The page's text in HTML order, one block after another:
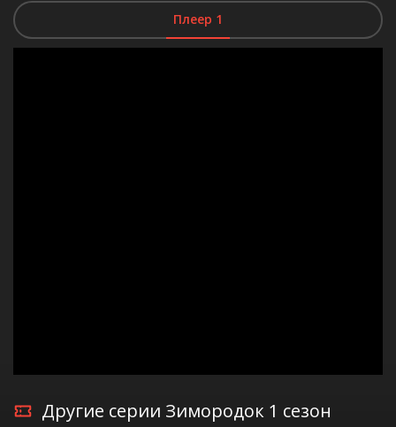
Плеер 1
Другие серии Зимородок 1 сезон